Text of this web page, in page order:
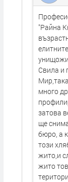
"Райна
Свила и
много
затова
ще
бюро, а
този
жито,и
жито